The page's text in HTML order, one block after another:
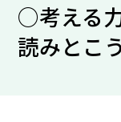
○考える
読みとこ